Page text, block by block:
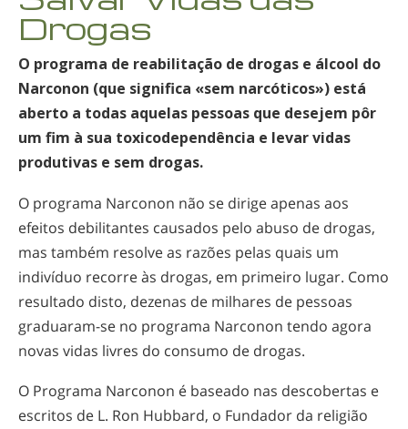
Noruego
Sueco
Chinês
Nepalês
Ucraniano
Croata
Turco
Todas as Regiões/Línguas
Drogas
O programa de reabilitação de drogas e álcool do
Narconon (que significa «sem narcóticos») está
aberto a todas aquelas pessoas que desejem pôr
um fim à sua toxicodependência e levar vidas
produtivas e sem drogas.
O programa Narconon não se dirige apenas aos
efeitos debilitantes causados pelo abuso de drogas,
mas também resolve as razões pelas quais um
indivíduo recorre às drogas, em primeiro lugar. Como
resultado disto, dezenas de milhares de pessoas
graduaram-se no programa Narconon tendo agora
novas vidas livres do consumo de drogas.
O Programa Narconon é baseado nas descobertas e
escritos de L. Ron Hubbard, o Fundador da religião